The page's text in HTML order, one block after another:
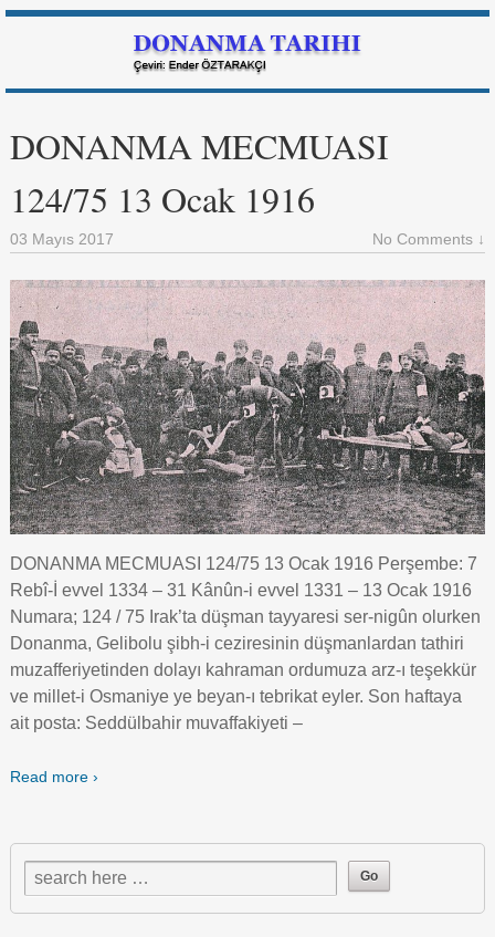
DONANMA MECMUASI
124/75 13 Ocak 1916
03 Mayıs 2017 No Comments ↓
DONANMA MECMUASI 124/75 13 Ocak 1916 Perşembe: 7
Rebî-İ evvel 1334 – 31 Kânûn-i evvel 1331 – 13 Ocak 1916
Numara; 124 / 75 Irak’ta düşman tayyaresi ser-nigûn olurken
Donanma, Gelibolu şibh-i ceziresinin düşmanlardan tathiri
muzafferiyetinden dolayı kahraman ordumuza arz-ı teşekkür
ve millet-i Osmaniye ye beyan-ı tebrikat eyler. Son haftaya
ait posta: Seddülbahir muvaffakiyeti –
Read more ›